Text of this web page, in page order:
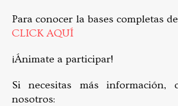
Para conocer la bases completas
CLICK AQUÍ
¡Ánimate a participar!
Si necesitas más información,
nosotros: